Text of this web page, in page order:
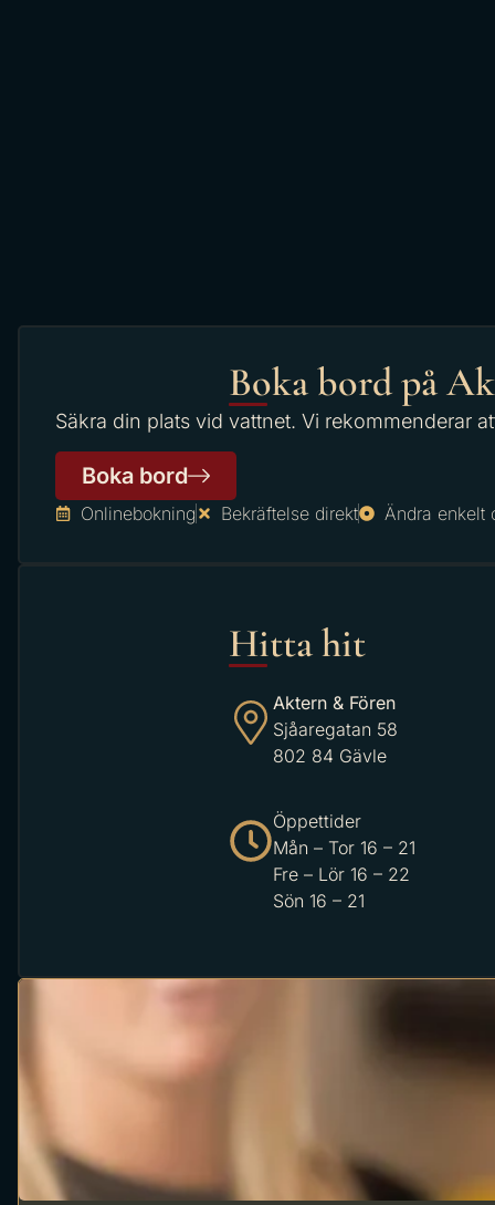
Boka bord på
Säkra din plats vid vattnet. Vi rekommenderar
Boka bord
Onlinebokning Bekräftelse direkt Ändra enkelt
Hitta hit
Aktern & Fören
Sjåaregatan 58
802 84 Gävle
Öppettider
Mån – Tor 16 – 21
Fre – Lör 16 – 22
Sön 16 – 21